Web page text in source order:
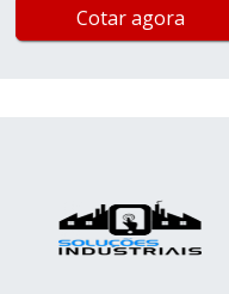
Cotar agora